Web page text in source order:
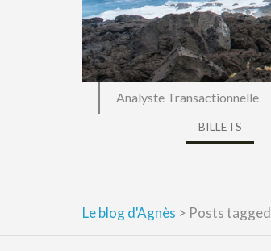
Analyste Transactionnelle
BILLETS
Le blog d'Agnès > Posts tagged